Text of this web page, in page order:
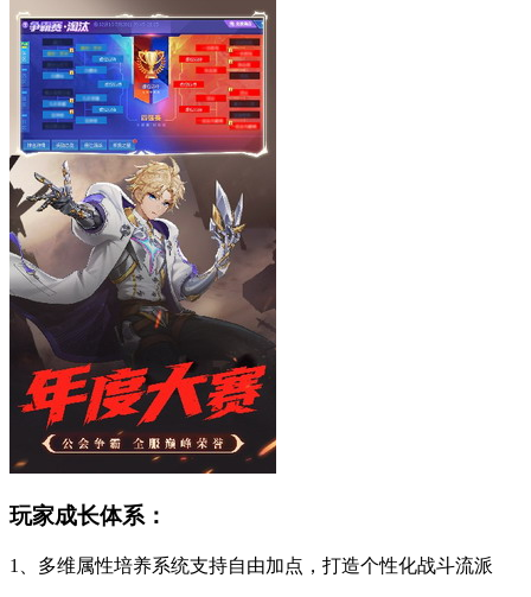
玩家成长体系：
1、多维属性培养系统支持自由加点，打造个性化战斗流派